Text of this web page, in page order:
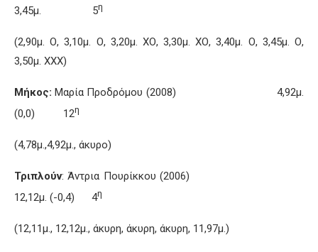
3,45μ. 5η
(2,90μ. Ο, 3,10μ. Ο, 3,20μ. ΧΟ, 3,30μ. ΧΟ, 3,40μ. Ο, 3,45μ. Ο,
3,50μ. ΧΧΧ)
Μήκος: Μαρία Προδρόμου (2008) 4,92μ.
(0,0) 12η
(4,78μ.,4,92μ., άκυρο)
Τριπλούν: Άντρια Πουρίκκου (2006)
12,12μ. (-0,4) 4η
(12,11μ., 12,12μ., άκυρη, άκυρη, άκυρη, 11,97μ.)